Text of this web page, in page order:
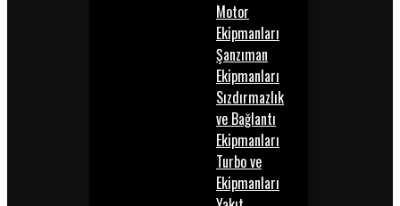
Motor
Ekipmanları
Şanzıman
Ekipmanları
Sızdırmazlık
ve Bağlantı
Ekipmanları
Turbo ve
Ekipmanları